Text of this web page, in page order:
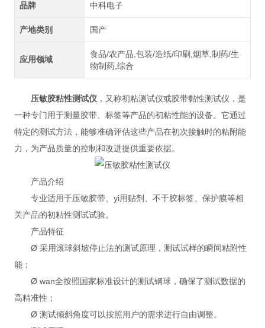
品牌 中科电子
产地类别 国产
应用领域
食品/农产品,包装/造纸/印刷,烟草,制药/生
物制药,综合
压敏胶粘性测试仪，又称初粘测试仪或胶带黏性测试仪，是
一种专门用于测量胶带、标签等产品的初粘性能的设备。它通过
特定的测试方法，能够准确评估这些产品在初次接触时的粘附能
力，为产品质量的控制和改进提供重要依据。
产品介绍
专业适用于压敏胶带、yi用贴剂、不干胶标签、保护膜等相
关产品的初粘性测试试验。
产品特征
Ø 采用滚球斜坡停止法的测试原理，测试试样的瞬间粘附性
能；
Ø wan全按照国家标准设计的测试钢球，确保了测试数据的
高精准性；
Ø 测试倾斜角度可以按照用户的需求进行自由调整。